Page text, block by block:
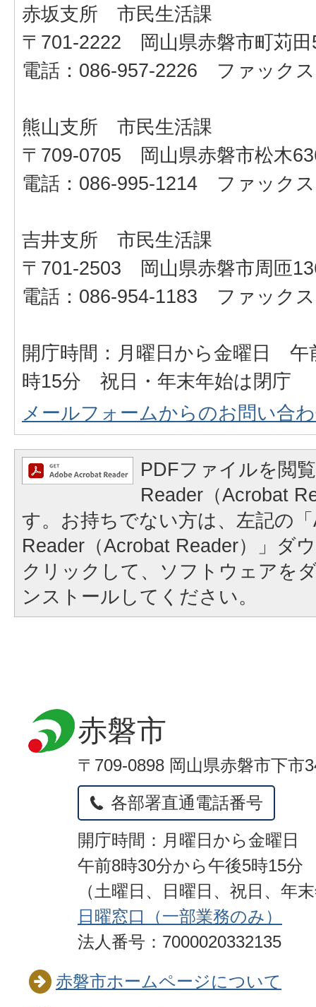
赤坂支所 市民生活課
〒701-2222 岡山県赤磐市町苅田
電話：086-957-2226 ファック
熊山支所 市民生活課
〒709-0705 岡山県赤磐市松木
電話：086-995-1214 ファック
吉井支所 市民生活課
〒701-2503 岡山県赤磐市周匝
電話：086-954-1183 ファック
開庁時間：月曜日から金曜日 午
時15分 祝日・年末年始は閉庁
メールフォームからのお問い合
PDFファイルを閲
Reader（Acrobat
す。お持ちでない方は、左記の
Reader（Acrobat Reader）」ダ
クリックして、ソフトウェアを
ンストールしてください。
赤磐市
〒709-0898 岡山県赤磐市下市
各部署直通電話番号
開庁時間：月曜日から金曜日
午前8時30分から午後5時15分
（土曜日、日曜日、祝日、年
日曜窓口（一部業務のみ）
法人番号：7000020332135
赤磐市ホームページについて